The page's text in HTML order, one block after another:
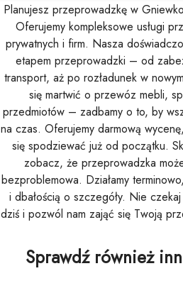
Planujesz przeprowadzkę w
Oferujemy kompleksowe usługi
prywatnych i firm. Nasza
etapem przeprowadzki – od
transport, aż po rozładunek w
się martwić o przewóz mebli,
przedmiotów – zadbamy o to, by
na czas. Oferujemy darmową
się spodziewać już od początku.
zobacz, że przeprowadzka
bezproblemowa. Działamy
i dbałością o szczegóły. Nie
dziś i pozwól nam zająć się Twoją
Sprawdź również